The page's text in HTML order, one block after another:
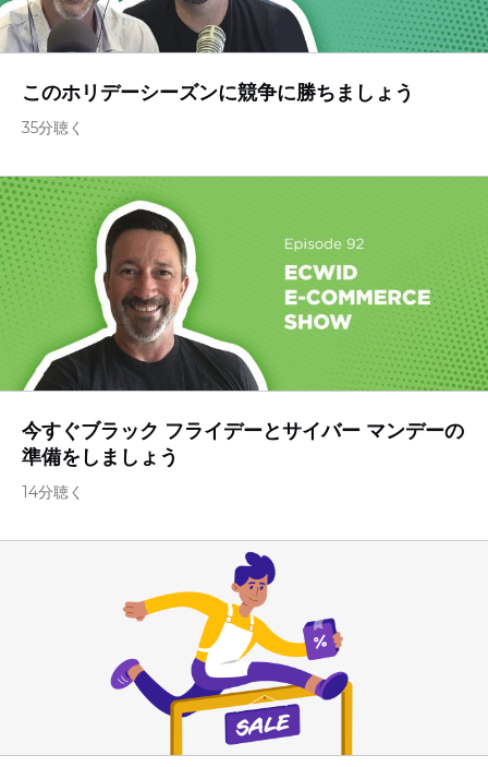
このホリデーシーズンに競争に勝ちましょう
35分聴く
今すぐブラック フライデーとサイバー マンデーの
準備をしましょう
14分聴く